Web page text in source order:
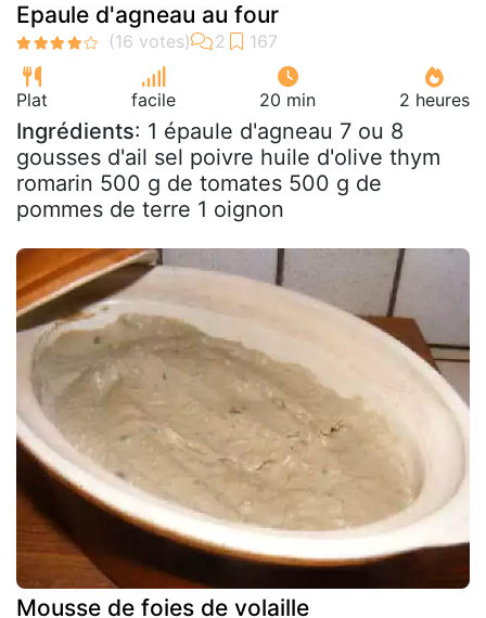
Epaule d'agneau au four
Plat facile 20 min 2 heures
Ingrédients: 1 épaule d'agneau 7 ou 8
gousses d'ail sel poivre huile d'olive thym
romarin 500 g de tomates 500 g de
pommes de terre 1 oignon
Mousse de foies de volaille